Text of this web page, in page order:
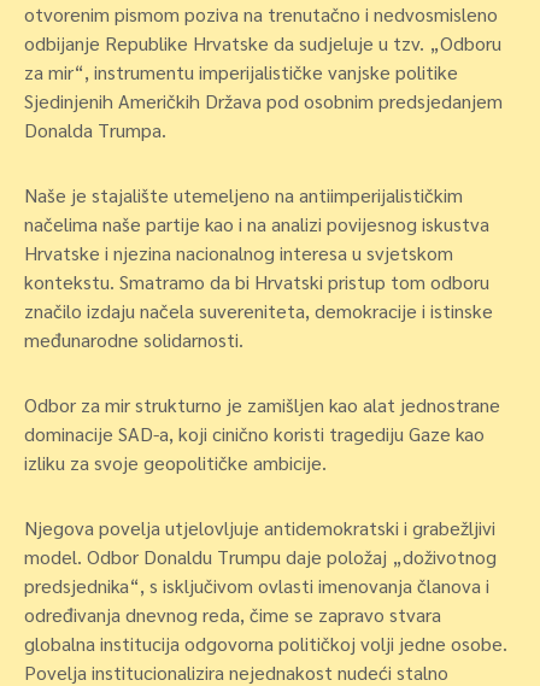
otvorenim pismom poziva na trenutačno i nedvosmisleno
odbijanje Republike Hrvatske da sudjeluje u tzv. „Odboru
za mir“, instrumentu imperijalističke vanjske politike
Sjedinjenih Američkih Država pod osobnim predsjedanjem
Donalda Trumpa.
Naše je stajalište utemeljeno na antiimperijalističkim
načelima naše partije kao i na analizi povijesnog iskustva
Hrvatske i njezina nacionalnog interesa u svjetskom
kontekstu. Smatramo da bi Hrvatski pristup tom odboru
značilo izdaju načela suvereniteta, demokracije i istinske
međunarodne solidarnosti.
Odbor za mir strukturno je zamišljen kao alat jednostrane
dominacije SAD-a, koji cinično koristi tragediju Gaze kao
izliku za svoje geopolitičke ambicije.
Njegova povelja utjelovljuje antidemokratski i grabežljivi
model. Odbor Donaldu Trumpu daje položaj „doživotnog
predsjednika“, s isključivom ovlasti imenovanja članova i
određivanja dnevnog reda, čime se zapravo stvara
globalna institucija odgovorna političkoj volji jedne osobe.
Povelja institucionalizira nejednakost nudeći stalno